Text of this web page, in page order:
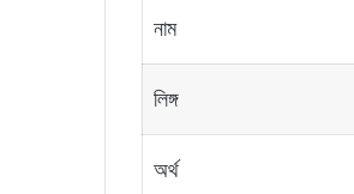
নাম
লিঙ্গ
অর্থ